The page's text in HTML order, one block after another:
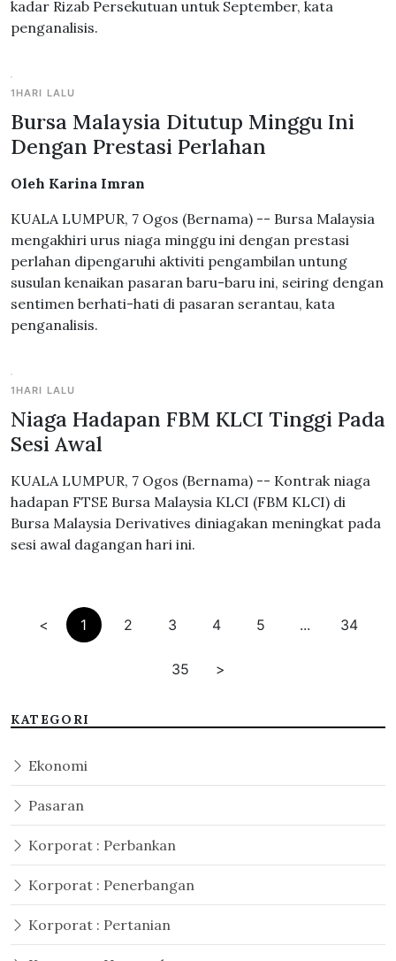
kadar Rizab Persekutuan untuk September, kata
penganalisis.
1HARI LALU
Bursa Malaysia Ditutup Minggu Ini
Dengan Prestasi Perlahan
Oleh Karina Imran
KUALA LUMPUR, 7 Ogos (Bernama) -- Bursa Malaysia
mengakhiri urus niaga minggu ini dengan prestasi
perlahan dipengaruhi aktiviti pengambilan untung
susulan kenaikan pasaran baru-baru ini, seiring dengan
sentimen berhati-hati di pasaran serantau, kata
penganalisis.
1HARI LALU
Niaga Hadapan FBM KLCI Tinggi Pada
Sesi Awal
KUALA LUMPUR, 7 Ogos (Bernama) -- Kontrak niaga
hadapan FTSE Bursa Malaysia KLCI (FBM KLCI) di
Bursa Malaysia Derivatives diniagakan meningkat pada
sesi awal dagangan hari ini.
< 1 2 3 4 5 ... 34
35 >
KATEGORI
Ekonomi
Pasaran
Korporat : Perbankan
Korporat : Penerbangan
Korporat : Pertanian